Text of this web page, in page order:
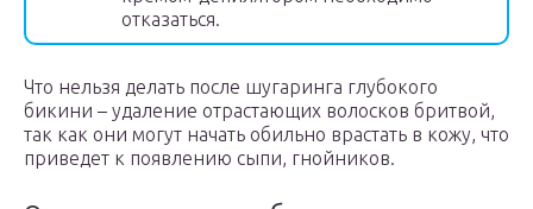
отказаться.
Что нельзя делать после шугаринга глубокого
бикини – удаление отрастающих волосков бритвой,
так как они могут начать обильно врастать в кожу, что
приведет к появлению сыпи, гнойников.